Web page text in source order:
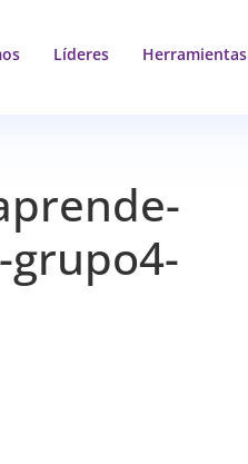
Líderes Herramientas